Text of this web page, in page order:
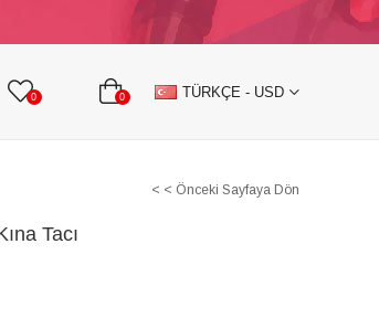
0 0 TÜRKÇE - USD
TAŞLI TEKSTİL AKSESUARLARI
< < Önceki Sayfaya Dön
Tacı